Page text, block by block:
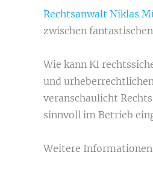
Rechtsanwalt Niklas
zwischen
Wie kann KI
und
veranschaulicht
sinnvoll im Betrieb
Weitere